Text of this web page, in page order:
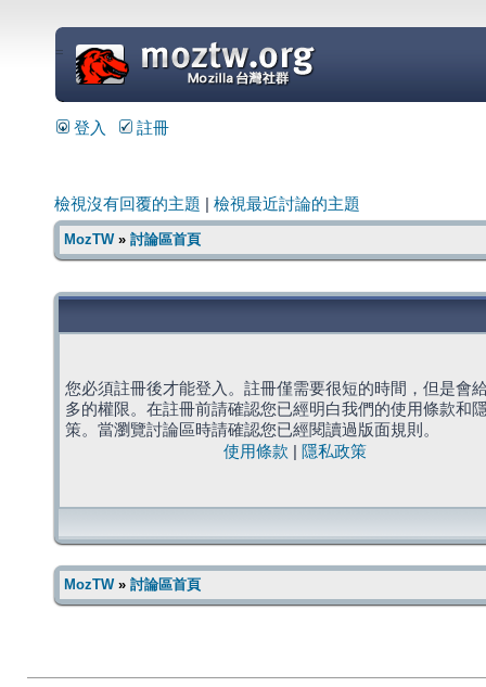
=
登入 註冊
檢視沒有回覆的主題 檢視最近討論的主題
MozTW» 討論區首頁
您必須註冊後才能登入。註冊僅需要很短的時間，但是會
多的權限。在註冊前請確認您已經明白我們的使用條款和
策。當瀏覽討論區時請確認您已經閱讀過版面規則。
使用條款
隱私政策
MozTW» 討論區首頁